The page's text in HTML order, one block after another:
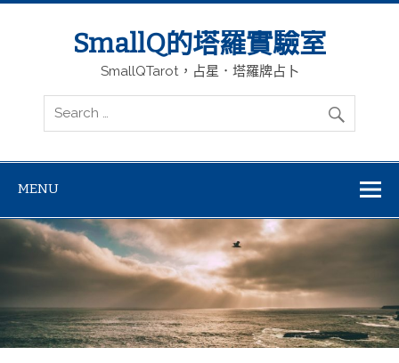
SmallQ的塔羅實驗室
SmallQTarot，占星．塔羅牌占卜
MENU